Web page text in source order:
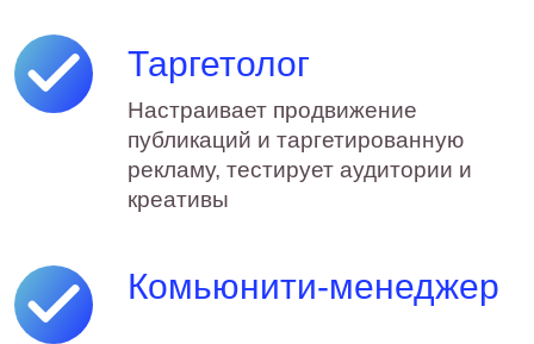
стратег, копирайтер, дизайнер,
видеоспециалист, таргетолог и
комьюнити-менеджер
ключ
Согласовываем стратегию и
материалы. Предоставляем